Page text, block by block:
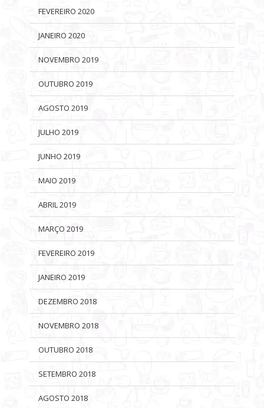
FEVEREIRO 2020
JANEIRO 2020
NOVEMBRO 2019
OUTUBRO 2019
AGOSTO 2019
JULHO 2019
JUNHO 2019
MAIO 2019
ABRIL 2019
MARÇO 2019
FEVEREIRO 2019
JANEIRO 2019
DEZEMBRO 2018
NOVEMBRO 2018
OUTUBRO 2018
SETEMBRO 2018
AGOSTO 2018